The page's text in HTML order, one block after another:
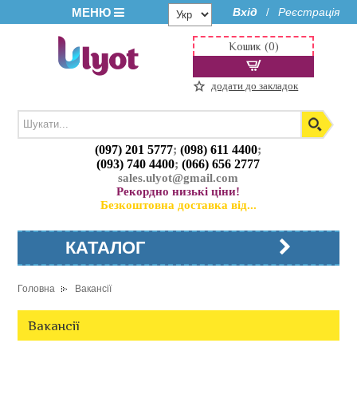
МЕНЮ Вхід / Реєстрація
(097) 201 5777;(098) 611 4400;
(093) 740 4400;(066) 656 2777
sales.ulyot@gmail.com
Рекордно низькі ціни!
Безкоштовна доставка від...
Кошик (0)
додати до закладок
КАТАЛОГ
Головна Вакансії
Вакансії